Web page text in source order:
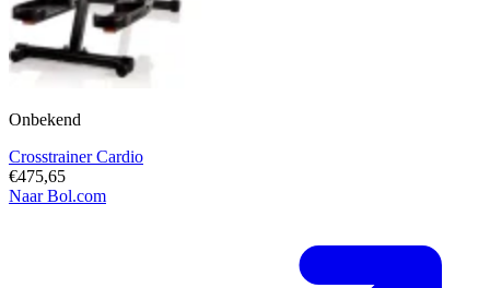
Onbekend
Crosstrainer Cardio
€475,65
Naar Bol.com